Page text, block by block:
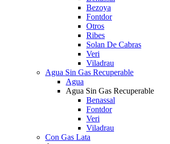
Bezoya
Fontdor
Otros
Ribes
Solan De Cabras
Veri
Viladrau
Agua Sin Gas Recuperable
Agua
Agua Sin Gas Recuperable
Benassal
Fontdor
Veri
Viladrau
Con Gas Lata